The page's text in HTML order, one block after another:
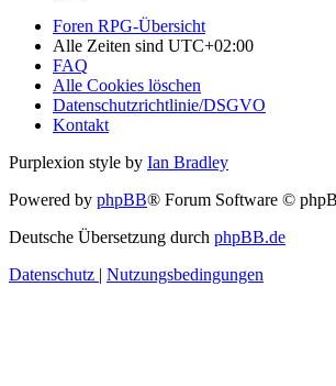
Foren RPG-Übersicht
Alle Zeiten sind UTC+02:00
FAQ
Alle Cookies löschen
Datenschutzrichtlinie/DSGVO
Kontakt
Purplexion style by Ian Bradley
Powered by phpBB® Forum Software ©
Deutsche Übersetzung durch phpBB.de
Datenschutz | Nutzungsbedingungen